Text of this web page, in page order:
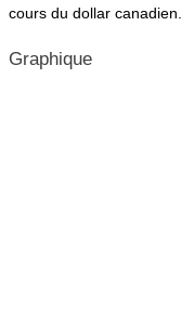
cours du dollar canadien.
Graphique